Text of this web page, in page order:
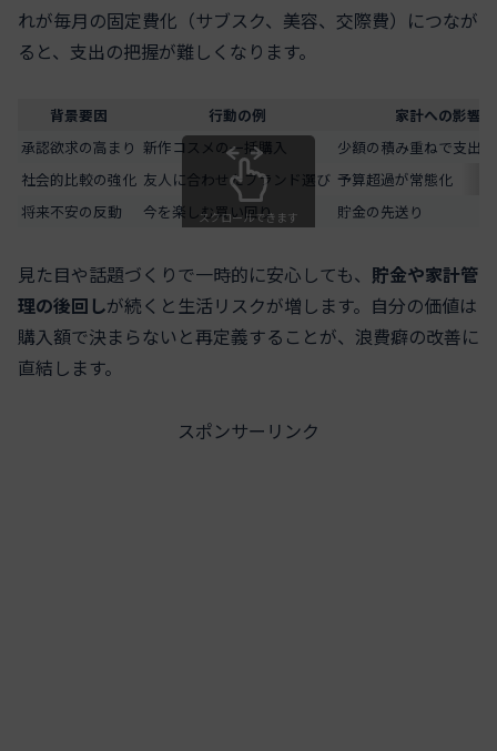
れが毎月の固定費化（サブスク、美容、交際費）につなが
ると、支出の把握が難しくなります。
背景要因 行動の例
家計への影響
承認欲求の高まり 新作コスメの一括購入
少額の積み重ねで支出
社会的比較の強化 友人に合わせたブランド選び 予算超過が常態化
将来不安の反動
今を楽しむ買い回り 貯金の先送り
スクロールできます
見た目や話題づくりで一時的に安心しても、 貯金や家計管
理の後回しが続くと生活リスクが増します。自分の価値は
購入額で決まらないと再定義することが、浪費癖の改善に
直結します。
スポンサーリンク